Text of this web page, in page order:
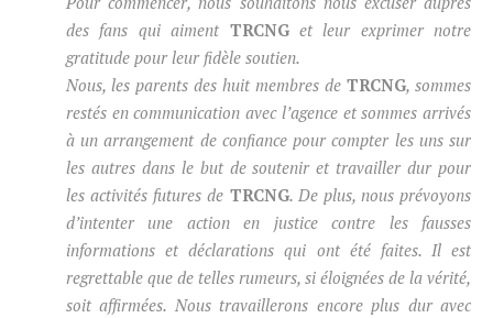
des fans qui aiment TRCNGet leur exprimer notre
gratitude pour leur fidèle soutien.
Nous, les parents des huit membres de TRCNG, sommes
restés en communication avec l’agence et sommes arrivés
à un arrangement de confiance pour compter les uns sur
les autres dans le but de soutenir et travailler dur pour
les activités futures de TRCNG. De plus, nous prévoyons
d’intenter une action en justice contre les fausses
informations et déclarations qui ont été faites. Il est
regrettable que de telles rumeurs, si éloignées de la vérité,
soit affirmées. Nous travaillerons encore plus dur avec